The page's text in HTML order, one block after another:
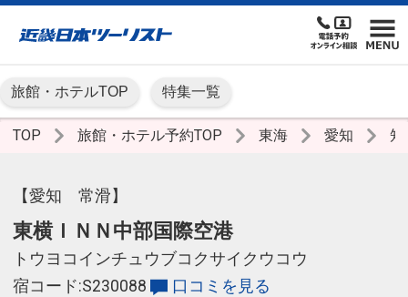
旅館・ホテルTOP 特集一覧
TOP 旅館・ホテル予約TOP 東海 愛知
【愛知 常滑】
東横ＩＮＮ中部国際空港
トウヨコインチュウブコクサイクウコウ
宿コード:S230088
口コミを見る